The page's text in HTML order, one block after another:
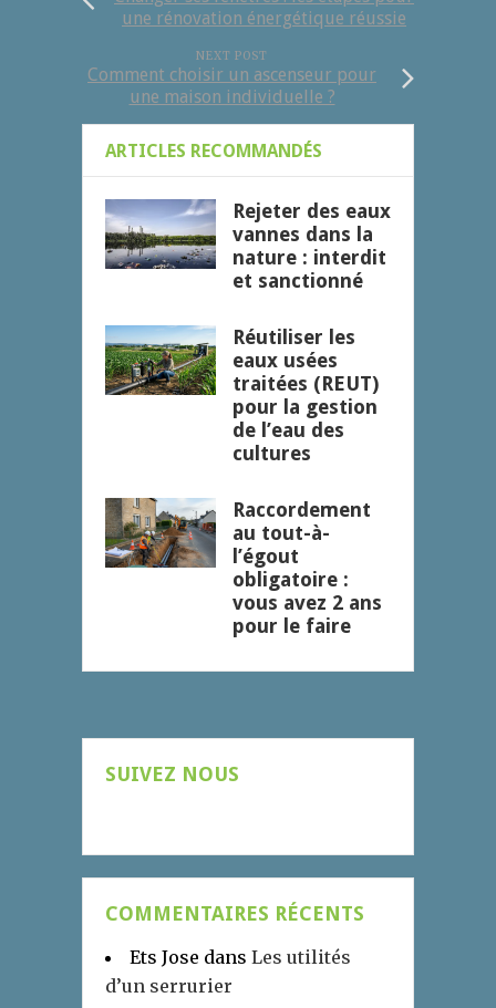
une rénovation énergétique réussie
NEXT POST
Comment choisir un ascenseur pour
une maison individuelle ?
ARTICLES RECOMMANDÉS
Rejeter des eaux
vannes dans la
nature : interdit
et sanctionné
Réutiliser les
eaux usées
traitées (REUT)
pour la gestion
de l’eau des
cultures
Raccordement
au tout-à-
l’égout
obligatoire :
vous avez 2 ans
pour le faire
SUIVEZ NOUS
COMMENTAIRES RÉCENTS
Ets Jose dans Les utilités
d’un serrurier